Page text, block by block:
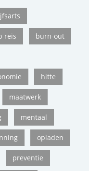
reis burn-out
hitte
maatwerk
mentaal
opladen
preventie